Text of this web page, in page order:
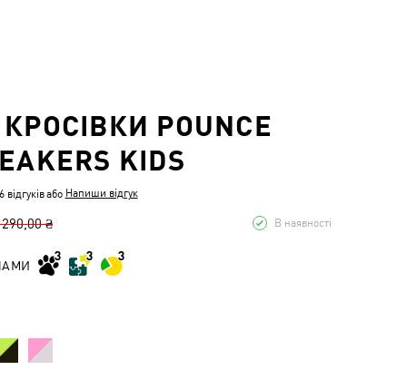
POUNCE
KIDS
або Напиши відгук
₴ В наявності